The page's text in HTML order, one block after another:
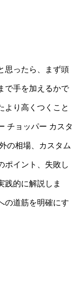
思ったら、まず頭
で手を加えるかで
より高くつくこと
チョッパー カスタ
の相場、カスタム
ポイント、失敗し
践的に解説しま
の道筋を明確にす